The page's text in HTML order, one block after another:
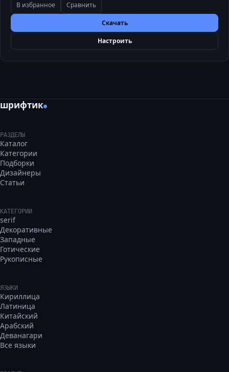
В избранное Сравнить
Скачать
Настроить
шрифтик
РАЗДЕЛЫ
Каталог
Категории
Подборки
Дизайнеры
Статьи
КАТЕГОРИИ
serif
Декоративные
Западные
Готические
Рукописные
ЯЗЫКИ
Кириллица
Латиница
Китайский
Арабский
Деванагари
Все языки